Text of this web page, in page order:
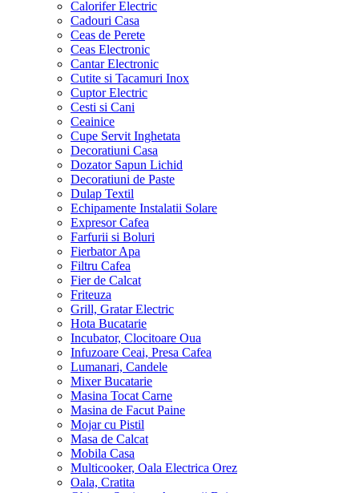
Calorifer Electric
Cadouri Casa
Ceas de Perete
Ceas Electronic
Cantar Electronic
Cutite si Tacamuri Inox
Cuptor Electric
Cesti si Cani
Ceainice
Cupe Servit Inghetata
Decoratiuni Casa
Dozator Sapun Lichid
Decoratiuni de Paste
Dulap Textil
Echipamente Instalatii Solare
Expresor Cafea
Farfurii si Boluri
Fierbator Apa
Filtru Cafea
Fier de Calcat
Friteuza
Grill, Gratar Electric
Hota Bucatarie
Incubator, Clocitoare Oua
Infuzoare Ceai, Presa Cafea
Lumanari, Candele
Mixer Bucatarie
Masina Tocat Carne
Masina de Facut Paine
Mojar cu Pistil
Masa de Calcat
Mobila Casa
Multicooker, Oala Electrica Orez
Oala, Cratita